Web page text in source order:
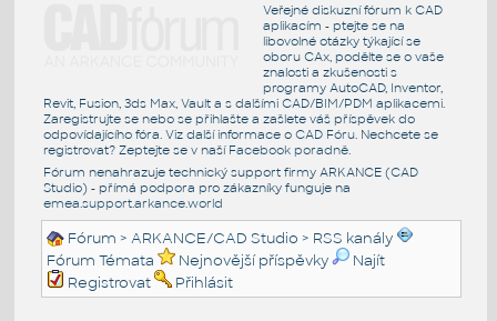
Veřejné diskuzní fórum k CAD
aplikacím - ptejte se na
libovolné otázky týkající se
oboru CAx, podělte se o vaše
znalosti a zkušenosti s
programy AutoCAD, Inventor,
Revit, Fusion, 3ds Max, Vault a s dalšími CAD/BIM/PDM aplikacemi.
Zaregistrujte se nebo se přihlašte a zašlete váš příspěvek do
odpovídajícího fóra. Viz další informace o CAD Fóru. Nechcete se
registrovat? Zeptejte se v naší Facebook poradně.
Fórum nenahrazuje technický support firmy ARKANCE (CAD
Studio) - přímá podpora pro zákazníky funguje na
emea.support.arkance.world
Fórum >ARKANCE/CAD Studio > RSS kanály
Fórum Témata
Nejnovější příspěvky
Najít
Registrovat
Přihlásit